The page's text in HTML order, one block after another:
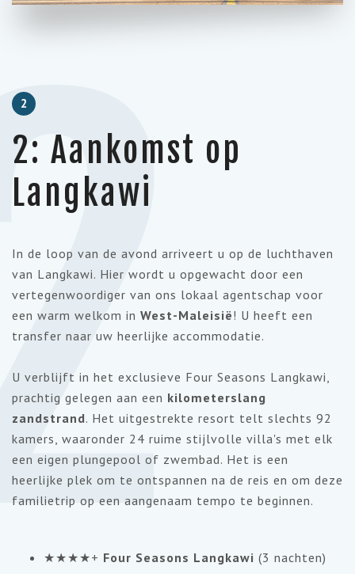
2
2: Aankomst op
Langkawi
In de loop van de avond arriveert u op de luchthaven
van Langkawi. Hier wordt u opgewacht door een
vertegenwoordiger van ons lokaal agentschap voor
een warm welkom in West-Maleisië! U heeft een
transfer naar uw heerlijke accommodatie.
U verblijft in het exclusieve Four Seasons Langkawi,
prachtig gelegen aan een kilometerslang
zandstrand. Het uitgestrekte resort telt slechts 92
kamers, waaronder 24 ruime stijlvolle villa's met elk
een eigen plungepool of zwembad. Het is een
heerlijke plek om te ontspannen na de reis en om deze
familietrip op een aangenaam tempo te beginnen.
★★★★+ Four Seasons Langkawi (3 nachten)